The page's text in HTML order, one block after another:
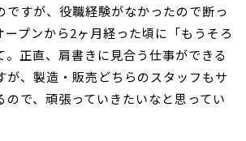
ですが、役職経験がなかったので断っ
ープンから2ヶ月経った頃に「もうそろ
正直、肩書きに見合う仕事ができる
が、製造・販売どちらのスタッフもサ
ので、頑張っていきたいなと思ってい